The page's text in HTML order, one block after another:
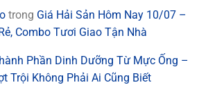
trong Giá Hải Sản Hôm Nay 10/07 –
Combo Tươi Giao Tận Nhà
Phần Dinh Dưỡng Từ Mực Ống –
Trội Không Phải Ai Cũng Biết